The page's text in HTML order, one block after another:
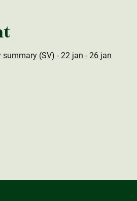
summary (SV) - 22 jan - 26 jan